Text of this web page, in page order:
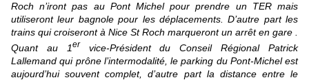
Roch n’iront pas au Pont Michel pour prendre un TER mais
utiliseront leur bagnole pour les déplacements. D’autre part les
trains qui croiseront à Nice St Roch marqueront un arrêt en gare .
Quant au 1er
vice-Président du Conseil Régional Patrick
Lallemand qui prône l’intermodalité, le parking du Pont-Michel est
aujourd’hui souvent complet, d’autre part la distance entre le